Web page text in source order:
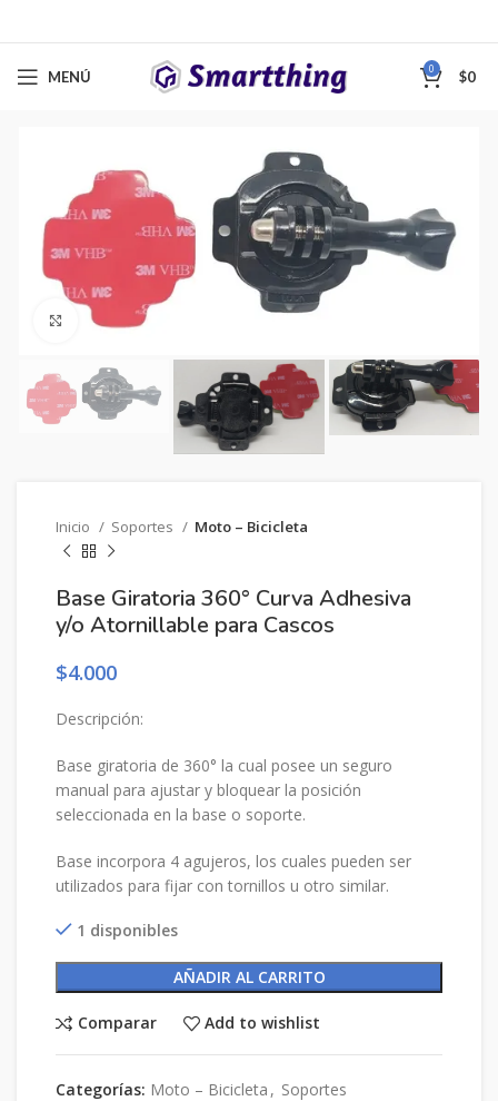
MENÚ 0 $0
Clic para ampliar
Inicio Soportes Moto – Bicicleta
Base Giratoria 360° Curva Adhesiva
y/o Atornillable para Cascos
$4.000
Descripción:
Base giratoria de 360° la cual posee un seguro
manual para ajustar y bloquear la posición
seleccionada en la base o soporte.
Base incorpora 4 agujeros, los cuales pueden ser
utilizados para fijar con tornillos u otro similar.
1 disponibles
AÑADIR AL CARRITO
Comparar Add to wishlist
Categorías: Moto – Bicicleta , Soportes